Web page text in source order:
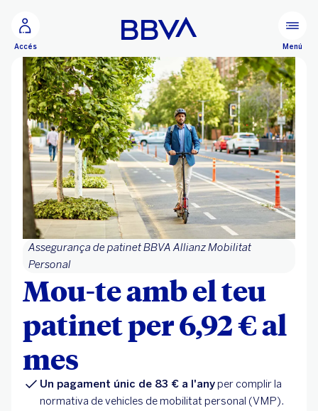
Accés Menú
Assegurança de patinet BBVA Allianz Mobilitat
Personal
Mou-te amb el teu
patinet per 6,92 € al
mes
Un pagament únic de 83 € a l'anyper complir la
normativa de vehicles de mobilitat personal (VMP).